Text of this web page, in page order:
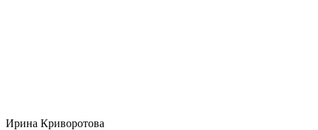
Ирина Криворотова